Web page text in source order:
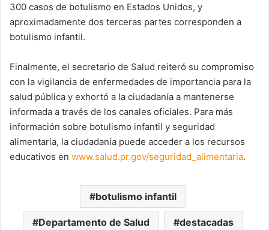
300 casos de botulismo en Estados Unidos, y
aproximadamente dos terceras partes corresponden a
botulismo infantil.
Finalmente, el secretario de Salud reiteró su compromiso
con la vigilancia de enfermedades de importancia para la
salud pública y exhortó a la ciudadanía a mantenerse
informada a través de los canales oficiales. Para más
información sobre botulismo infantil y seguridad
alimentaria, la ciudadanía puede acceder a los recursos
educativos en www.salud.pr.gov/seguridad_alimentaria.
botulismo infantil
Departamento de Salud destacadas